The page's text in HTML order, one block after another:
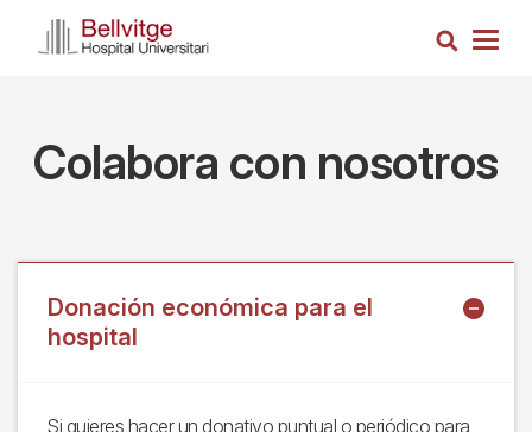
Busca
Colabora con nosotros
Donación económica para el
hospital
Si quieres hacer un donativo puntual o periódico para